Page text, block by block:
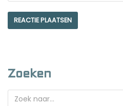
Zoeken